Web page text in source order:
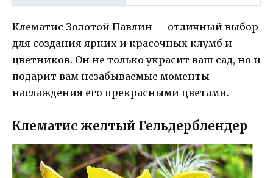
Клематис Золотой Павлин — отличный выбор
для создания ярких и красочных клумб и
цветников. Он не только украсит ваш сад, но и
подарит вам незабываемые моменты
наслаждения его прекрасными цветами.
Клематис желтый Гельдерблендер